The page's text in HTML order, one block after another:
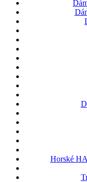
Horské